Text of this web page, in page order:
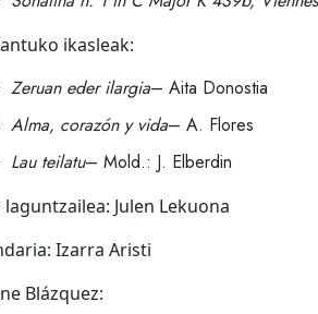
ikasleak:
Zeruan eder ilargia– Aita Donostia
Alma, corazón y vida– A. Flores
Lau teilatu– Mold.: J. Elberdin
laguntzailea: Julen Lekuona
Izarra Aristi
Blázquez: